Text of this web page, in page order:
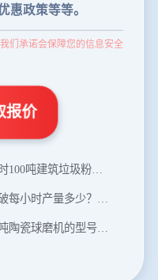
我们承诺会保障您的信息安全
报价
吨一套多少钱？
号？碎石机械设备一套价格？
一台？提供型号和参数。
300吨/小时，提供设备选型和报价。
圾粉碎机？推荐用什么型号？
量多少？参数和工作视频。
球磨机的型号和参数？